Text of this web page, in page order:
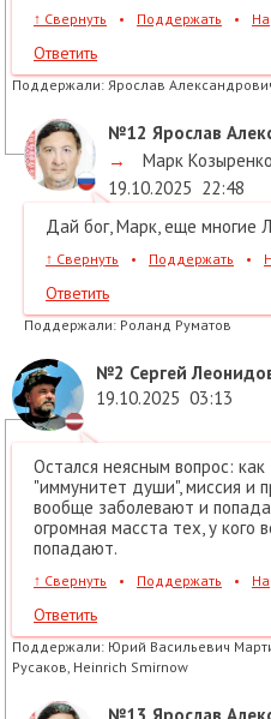
↑ Свернуть • Поддержать •
Ответить
Поддержали: Ярослав
№12 Ярослав
→
Марк Козыренко
19.10.2025 22:48
Дай бог, Марк, еще многие
↑ Свернуть • Поддержать •
Ответить
Поддержали: Роланд Руматов
№2 Сергей
19.10.2025 03:13
Остался неясным вопрос:
"иммунитет души", миссия и
вообще заболевают и
огромная масста тех, у кого
попадают.
↑ Свернуть • Поддержать •
Ответить
Поддержали: Юрий Васильевич
Русаков, Heinrich Smirnow